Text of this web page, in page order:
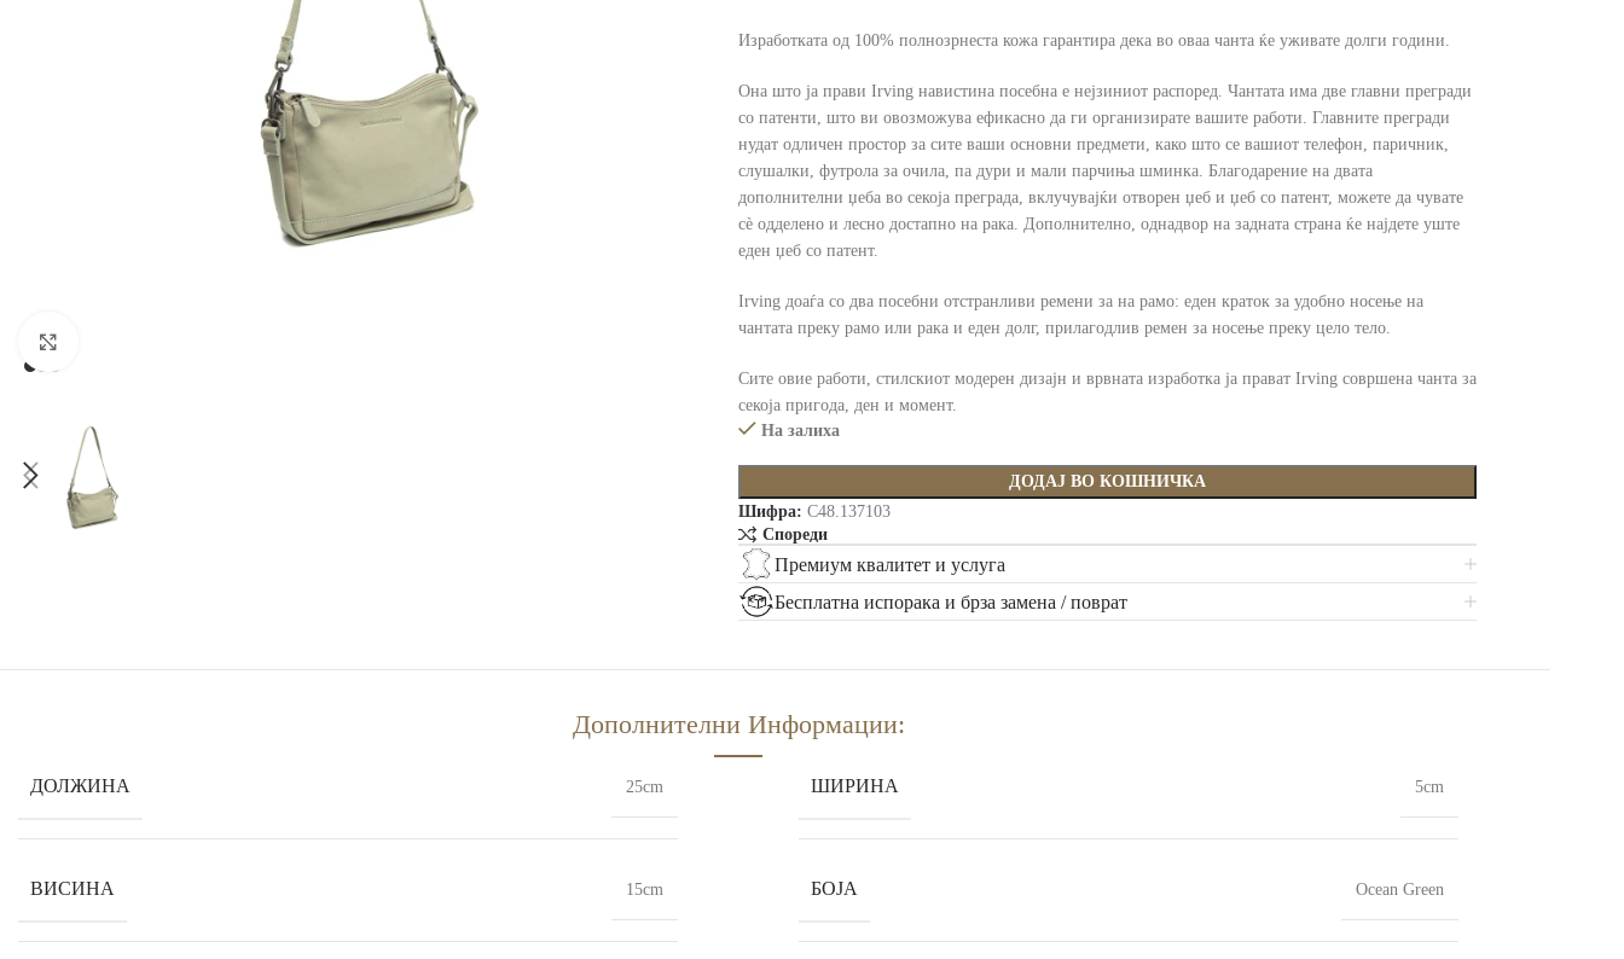
Изработката од 100% полнозрнеста кожа гарантира дека во оваа чанта ќе уживате долги години.
Она што ја прави Irving навистина посебна е нејзиниот распоред. Чантата има две главни прегради
со патенти, што ви овозможува ефикасно да ги организирате вашите работи. Главните прегради
нудат одличен простор за сите ваши основни предмети, како што се вашиот телефон, паричник,
слушалки, футрола за очила, па дури и мали парчиња шминка. Благодарение на двата
дополнителни џеба во секоја преграда, вклучувајќи отворен џеб и џеб со патент, можете да чувате
сè одделено и лесно достапно на рака. Дополнително, однадвор на задната страна ќе најдете уште
еден џеб со патент.
Irving доаѓа со два посебни отстранливи ремени за на рамо: еден краток за удобно носење на
чантата преку рамо или рака и еден долг, прилагодлив ремен за носење преку цело тело.
Сите овие работи, стилскиот модерен дизајн и врвната изработка ја прават Irving совршена чанта за
секоја пригода, ден и момент.
На залиха
ДОДАЈ ВО КОШНИЧКА
Шифра: C48.137103
Спореди
Премиум квалитет и услуга
Бесплатна испорака и брза замена / поврат
Дополнителни Информации:
ДОЛЖИНА 25cm ШИРИНА 5cm
ВИСИНА 15cm БОЈА Ocean Green